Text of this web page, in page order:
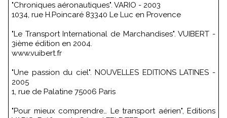
"Chroniques aéronautiques". VARIO - 2003
1034, rue H.Poincaré 83340 Le Luc en Provence
"Le Transport International de Marchandises". VUIBERT -
3ième édition en 2004.
www.vuibert.fr
"Une passion du ciel". NOUVELLES EDITIONS LATINES -
2005
1, rue de Palatine 75006 Paris
"Pour mieux comprendre… Le transport aérien", Editions